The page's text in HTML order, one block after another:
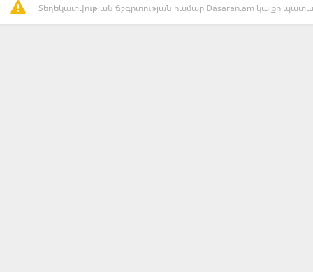
Տեղեկատվության ճշգրտության համար Dasaran.am կայքը